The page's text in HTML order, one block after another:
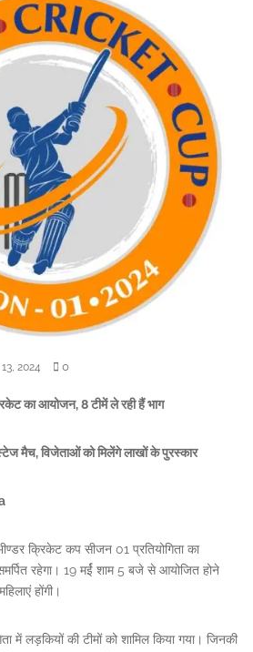
2024 0
का आयोजन, 8 टीमें ले रही हैं भाग
मैच, विजेताओं को मिलेंगे लाखों के पुरस्कार
क्रिकेट कप सीजन 01 प्रतियोगिता का
रहेगा। 19 मर्ई शाम 5 बजे से आयोजित होने
होंगी।
में लड़कियों की टीमों को शामिल किया गया। जिनकी